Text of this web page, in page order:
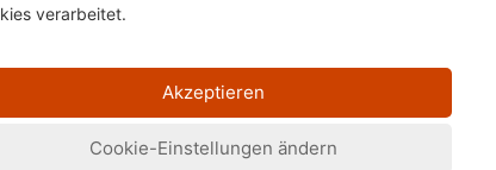
Sie das Gerät während des Gebrauchs an
das Stromnetz an.
verarbeitet.
Akzeptieren
Cookie-Einstellungen ändern